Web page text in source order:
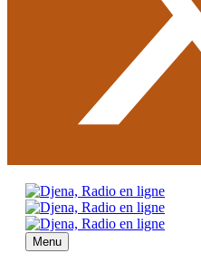
Menu